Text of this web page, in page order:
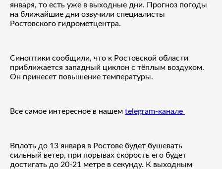
января, то есть уже в выходные дни. Прогноз погоды
на ближайшие дни озвучили специалисты
Ростовского гидрометцентра.
Синоптики сообщили, что к Ростовской области
приближается западный циклон с тёплым воздухом.
Он принесет повышение температуры.
Все самое интересное в нашем telegram-канале
Вплоть до 13 января в Ростове будет бушевать
сильный ветер, при порывах скорость его будет
достигать до 20-21 метре в секунду. К выходным